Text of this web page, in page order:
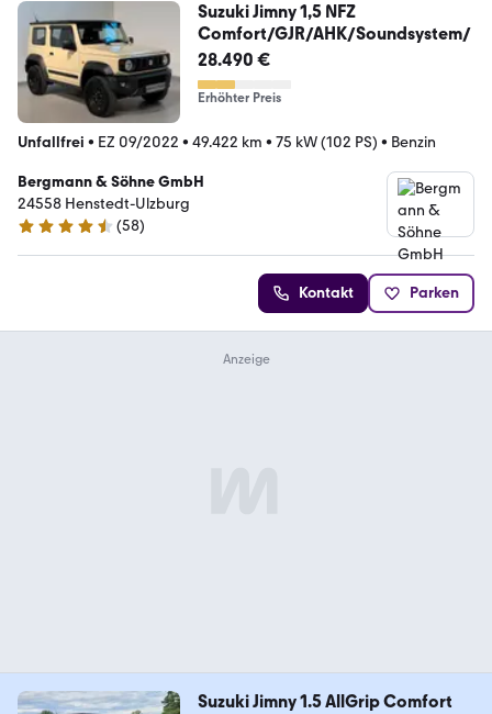
Suzuki Jimny 1,5 NFZ
Comfort/GJR/AHK/Soundsystem/
28.490 €
Erhöhter Preis
Unfallfrei • EZ 09/2022 • 49.422 km • 75 kW (102 PS) • Benzin
Bergmann & Söhne GmbH
24558 Henstedt-Ulzburg
4.7 Sterne
(58)
Kontakt Parken
Suzuki Jimny 1.5 AllGrip Comfort